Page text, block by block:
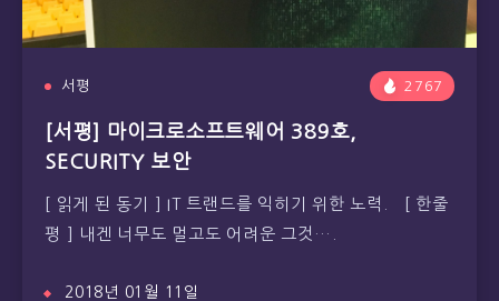
서평 2767
[서평] 마이크로소프트웨어 389호,
SECURITY 보안
[ 읽게 된 동기 ] IT 트랜드를 익히기 위한 노력. [ 한줄
평 ] 내겐 너무도 멀고도 어려운 그것….
2018년 01월 11일